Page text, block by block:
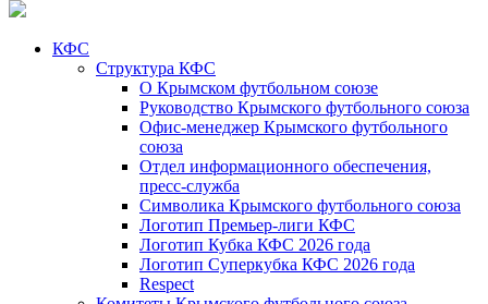
КФС
Структура КФС
О Крымском футбольном союзе
Руководство Крымского футбольного союза
Офис-менеджер Крымского футбольного
союза
Отдел информационного обеспечения,
пресс-служба
Символика Крымского футбольного союза
Логотип Премьер-лиги КФС
Логотип Кубка КФС 2026 года
Логотип Суперкубка КФС 2026 года
Respect